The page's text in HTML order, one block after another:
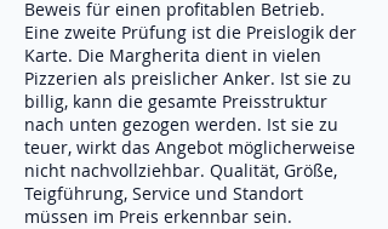
Beweis für einen profitablen Betrieb.
Eine zweite Prüfung ist die Preislogik der
Karte. Die Margherita dient in vielen
Pizzerien als preislicher Anker. Ist sie zu
billig, kann die gesamte Preisstruktur
nach unten gezogen werden. Ist sie zu
teuer, wirkt das Angebot möglicherweise
nicht nachvollziehbar. Qualität, Größe,
Teigführung, Service und Standort
müssen im Preis erkennbar sein.